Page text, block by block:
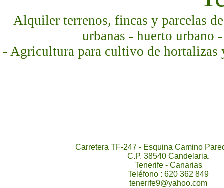
Alquiler terrenos, fincas y parcelas
urbanas - huerto urbano
- Agricultura para cultivo de hortalizas
Carretera TF-247 - Esquina Camino
C.P. 38540 Candelaria.
Tenerife - Canarias
Teléfono : 620 362 849
tenerife9@yahoo.com